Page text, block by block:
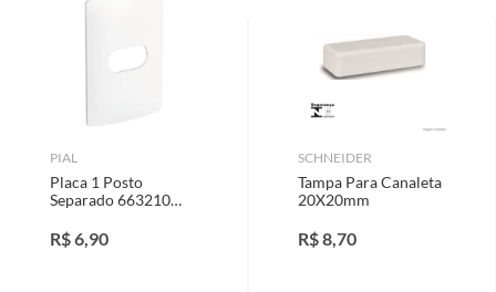
PIAL
Placa 1 Posto
Separado 663210
4x2cm
R$6,90
SCHNEIDER
Tampa Para Canaleta
20X20mm
R$8,70